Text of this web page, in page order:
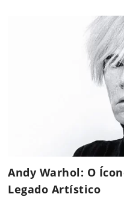
Andy Warhol: O
Legado Artístico